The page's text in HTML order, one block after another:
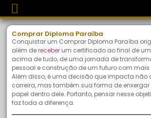
Comprar Diploma Paraíba
Conquistar um Comprar Diploma Paraíba
além dereceber um certificado ao final de
acima de tudo, de uma jornada de
pessoal e construção de um futuro com
Além disso, é uma decisão que impacta não
carreira, mas também sua forma de enxergar
papel dentro dele. Portanto, pensar nesse
faz toda a diferença.